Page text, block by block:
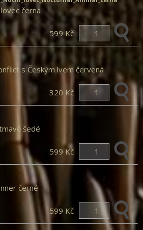
černá
599 Kč
s Českým lvem červená
320 Kč
šedé
599 Kč
černé
599 Kč